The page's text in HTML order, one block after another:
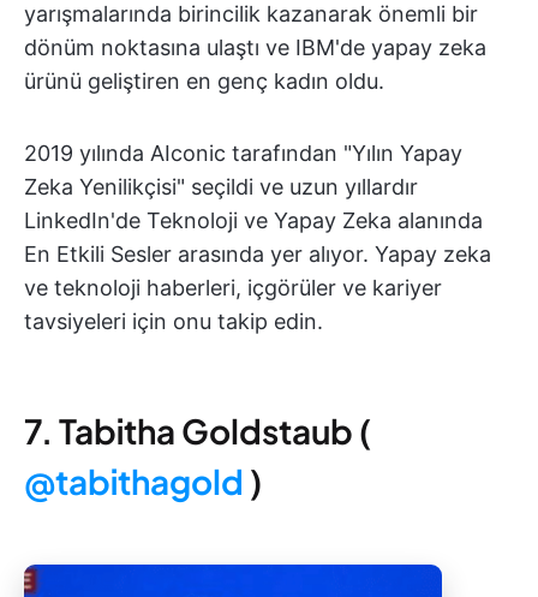
yarışmalarında birincilik kazanarak önemli bir
dönüm noktasına ulaştı ve IBM'de yapay zeka
ürünü geliştiren en genç kadın oldu.
2019 yılında AIconic tarafından "Yılın Yapay
Zeka Yenilikçisi" seçildi ve uzun yıllardır
LinkedIn'de Teknoloji ve Yapay Zeka alanında
En Etkili Sesler arasında yer alıyor. Yapay zeka
ve teknoloji haberleri, içgörüler ve kariyer
tavsiyeleri için onu takip edin.
7. Tabitha Goldstaub (
@tabithagold )